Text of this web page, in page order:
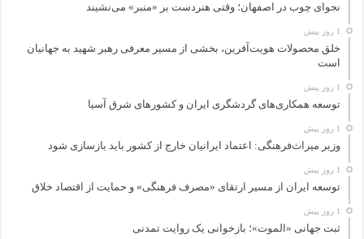
نجوای چوب در اصفهان؛ وقتی هنردست بر «منبر» می‌نشیند
1 روز پیش
خلق محصولات هویت‌آفرین، بخشی از مسیر معرفی رهبر شهید به جهانیان
است
1 روز پیش
توسعه همکاری‌های گردشگری ایران و کشورهای شرق آسیا
1 روز پیش
وزیر میراث‌فرهنگی: اعتماد ایرانیان خارج از کشور باید بازسازی شود
1 روز پیش
توسعه ایران از مسیر ارتقای «مصرف فرهنگی» و حمایت از اقتصاد خلاق
1 روز پیش
ثبت جهانی «الموت»؛ بازخوانی یک روایت تمدنی